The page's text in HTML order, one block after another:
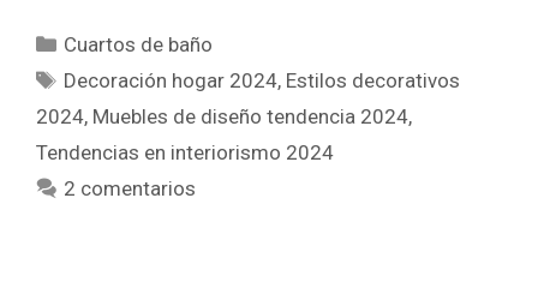
Categorías
Cuartos de baño
Etiquetas
Decoración hogar 2024, Estilos decorativos
2024, Muebles de diseño tendencia 2024,
Tendencias en interiorismo 2024
2 comentarios